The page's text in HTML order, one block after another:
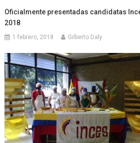
Oficialmente presentadas candidatas
2018
1 febrero, 2018 Gilberto Daly